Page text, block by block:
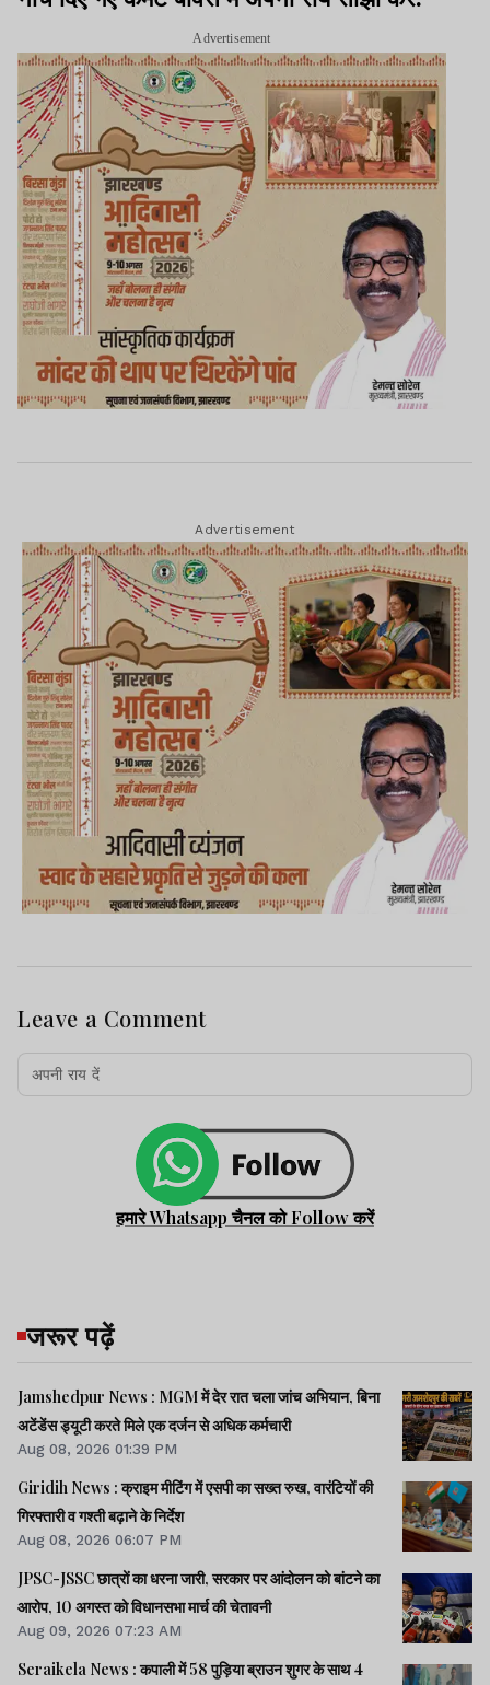
Advertisement
Advertisement
Leave a Comment
हमारे Whatsapp चैनल को Follow करें
जरूर पढ़ें
Jamshedpur News : MGM में देर रात चला जांच अभियान, बिना
अटेंडेंस ड्यूटी करते मिले एक दर्जन से अधिक कर्मचारी
Aug 08, 2026 01:39 PM
Giridih News : क्राइम मीटिंग में एसपी का सख्त रुख, वारंटियों की
गिरफ्तारी व गश्ती बढ़ाने के निर्देश
Aug 08, 2026 06:07 PM
JPSC-JSSC छात्रों का धरना जारी, सरकार पर आंदोलन को बांटने का
आरोप, 10 अगस्त को विधानसभा मार्च की चेतावनी
Aug 09, 2026 07:23 AM
Seraikela News : कपाली में 58 पुड़िया ब्राउन शुगर के साथ 4